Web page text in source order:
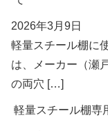
2026年3月9日
軽量スチール棚に
は、メーカー（瀬
の両穴 […]
軽量スチール棚専